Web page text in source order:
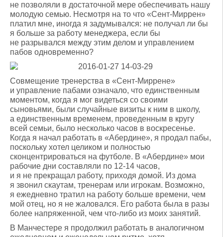
не позволяли в достаточной мере обеспечивать нашу
молодую семью. Несмотря на то что «Сент-Миррен»
платил мне, иногда я задумывался: не получал ли бы
я больше за работу менеджера, если бы
не разрывался между этим делом и управлением
пабов одновременно?
Совмещение тренерства в «Сент-Миррене»
и управление пабами означало, что единственным
моментом, когда я мог видеться со своими
сыновьями, были случайные визиты к ним в школу,
а единственным временем, проведенным в кругу
всей семьи, было несколько часов в воскресенье.
Когда я начал работать в «Абердине», я продал пабы,
поскольку хотел целиком и полностью
сконцентрироваться на футболе. В «Абердине» мои
рабочие дни составляли по 12-14 часов,
и я не прекращал работу, приходя домой. Из дома
я звонил скаутам, тренерам или игрокам. Возможно,
я ежедневно тратил на работу больше времени, чем
мой отец, но я не жаловался. Его работа была в разы
более напряженной, чем что-либо из моих занятий.
В Манчестере я продолжил работать в аналогичном